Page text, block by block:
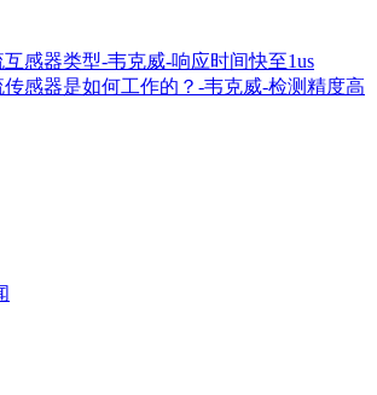
互感器类型-韦克威-响应时间快至1us
传感器是如何工作的？-韦克威-检测精度高